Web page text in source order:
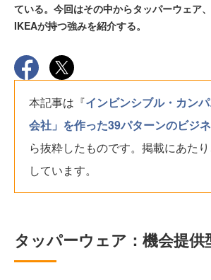
ている。今回はその中からタッパーウェア
IKEAが持つ強みを紹介する。
本記事は『インビンシブル・カン
会社」を作った39パターンのビジ
ら抜粋したものです。掲載にあた
しています。
タッパーウェア：機会提供